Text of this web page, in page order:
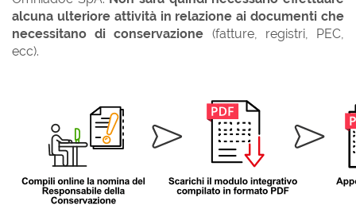
alcuna ulteriore attività in relazione ai documenti che
necessitano di conservazione (fatture, registri, PEC,
ecc).